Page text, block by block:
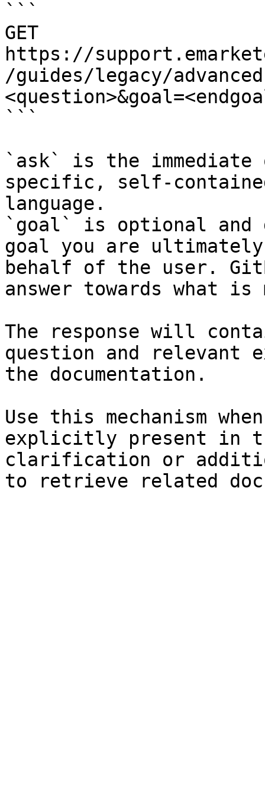
```
GET
https://
/guides/legacy/
```
`ask` is the
specific, self-
language.
`goal` is optional and
goal you are
behalf of the user.
answer towards what
The response will
question and relevant
the documentation.
Use this mechanism
explicitly present in
clarification or